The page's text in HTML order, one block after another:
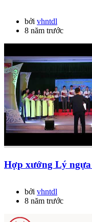
bởi vhntdl
8 năm trước
Hợp xướng Lý ngựa
bởi vhntdl
8 năm trước